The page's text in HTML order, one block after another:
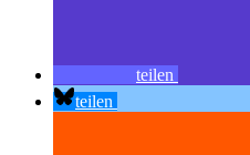
teilen
teilen